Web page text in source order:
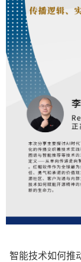
智能技术如何推